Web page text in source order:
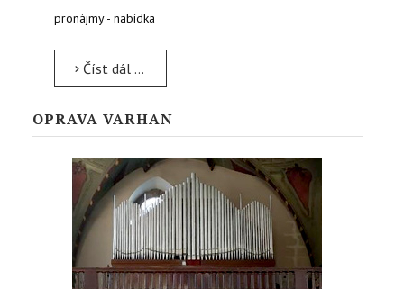
pronájmy - nabídka
Číst dál …
OPRAVA VARHAN